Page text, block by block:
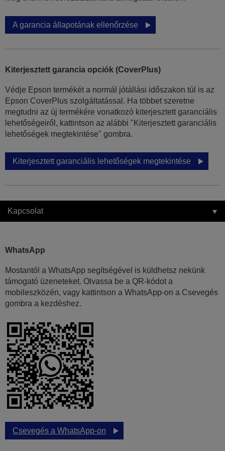
A garancia állapotának ellenőrzése
Kiterjesztett garancia opciók (CoverPlus)
Védje Epson termékét a normál jótállási időszakon túl is az
Epson CoverPlus szolgáltatással. Ha többet szeretne
megtudni az új termékére vonatkozó kiterjesztett garanciális
lehetőségeiről, kattintson az alábbi "Kiterjesztett garanciális
lehetőségek megtekintése" gombra.
Kiterjesztett garanciális lehetőségek megtekintése
Kapcsolat
WhatsApp
Mostantól a WhatsApp segítségével is küldhetsz nekünk
támogató üzeneteket. Olvassa be a QR-kódot a
mobileszközén, vagy kattintson a WhatsApp-on a Csevegés
gombra a kezdéshez.
Csevegés a WhatsApp-on